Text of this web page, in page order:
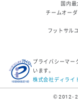
国内最
チームオー
フットサル
プライバシーマー
います。
株式会社ディライ
© 2012-